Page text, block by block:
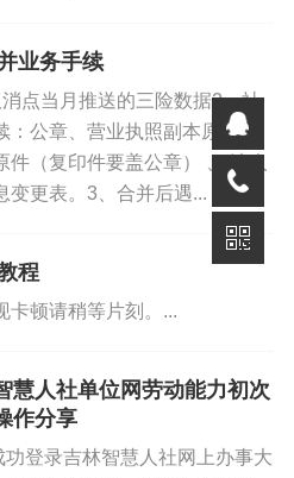
作品 个人解读
业务手续
点当月推送的三险数据2、社
公章、营业执照副本原件、
（复印件要盖公章） 、 法人
变更表。3、合并后遇...
程
卡顿请稍等片刻。...
慧人社单位网劳动能力初次
作分享
功登录吉林智慧人社网上办事大